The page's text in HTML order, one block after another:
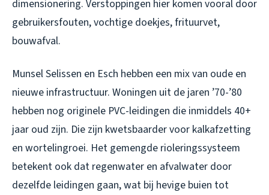
dimensionering. Verstoppingen hier komen vooral door
gebruikersfouten, vochtige doekjes, frituurvet,
bouwafval.
Munsel Selissen en Esch hebben een mix van oude en
nieuwe infrastructuur. Woningen uit de jaren ’70-’80
hebben nog originele PVC-leidingen die inmiddels 40+
jaar oud zijn. Die zijn kwetsbaarder voor kalkafzetting
en wortelingroei. Het gemengde rioleringssysteem
betekent ook dat regenwater en afvalwater door
dezelfde leidingen gaan, wat bij hevige buien tot